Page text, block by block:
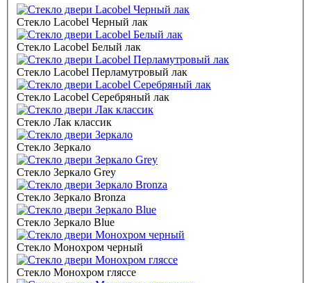
Стекло Lacobel Черный лак
Стекло Lacobel Белый лак
Стекло Lacobel Перламутровый лак
Стекло Lacobel Серебряный лак
Стекло Лак классик
Стекло Зеркало
Стекло Зеркало Grey
Стекло Зеркало Bronza
Стекло Зеркало Blue
Стекло Монохром черный
Стекло Монохром гляссе